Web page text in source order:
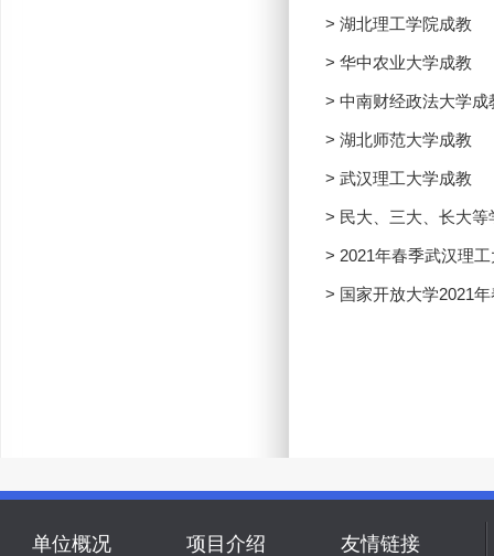
> 湖北理工学院成教
> 华中农业大学成教
> 中南财经政法大学成
> 湖北师范大学成教
> 武汉理工大学成教
> 民大、三大、长大
> 2021年春季武汉理
> 国家开放大学2021
单位概况 项目介绍 友情链接